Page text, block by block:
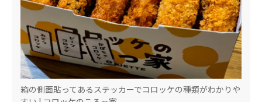
箱の側面貼ってあるステッカーでコロッケの種類がわかりや